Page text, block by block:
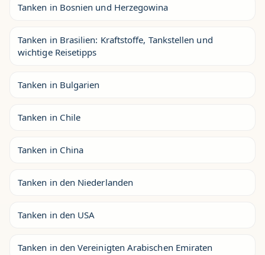
Tanken in Bosnien und Herzegowina
Tanken in Brasilien: Kraftstoffe, Tankstellen und
wichtige Reisetipps
Tanken in Bulgarien
Tanken in Chile
Tanken in China
Tanken in den Niederlanden
Tanken in den USA
Tanken in den Vereinigten Arabischen Emiraten